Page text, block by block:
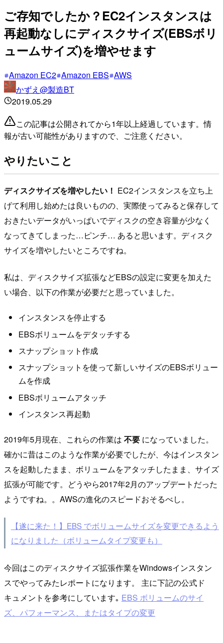
ご存知でしたか？EC2インスタンスは
再起動なしにディスクサイズ(EBSボリ
ュームサイズ)を増やせます
Amazon EC2 Amazon EBS AWS
かずえ@製造BT
2019.05.29
この記事は公開されてから1年以上経過しています。情
報が古い可能性がありますので、ご注意ください。
やりたいこと
ディスクサイズを増やしたい！ EC2インスタンスを立ち上
げて利用し始めたは良いものの、実際使ってみると保存して
おきたいデータがいっぱいでディスクの空き容量が少なく
なってきてしまった…ピンチ… あると思います。ディスク
サイズを増やしたいところですね。
私は、ディスクサイズ拡張などEBSの設定に変更を加えた
い場合、以下の作業が必要だと思っていました。
インスタンスを停止する
EBSボリュームをデタッチする
スナップショット作成
スナップショットを使って新しいサイズのEBSボリュー
ムを作成
EBSボリュームアタッチ
インスタンス再起動
2019年5月現在、これらの作業は 不要 になっていました。
確かに昔はこのような作業が必要でしたが、今はインスタン
スを起動したまま、ボリュームをアタッチしたまま、サイズ
拡張が可能です。どうやら2017年2月のアップデートだった
ようですね。。AWSの進化のスピードおそるべし。
【遂に来た！】EBS でボリュームサイズを変更できるよう
になりました（ボリュームタイプ変更も）
今回はこのディスクサイズ拡張作業をWindowsインスタン
スでやってみたレポートになります。 主に下記の公式ド
キュメントを参考にしています｡ EBS ボリュームのサイ
ズ、パフォーマンス、またはタイプの変更